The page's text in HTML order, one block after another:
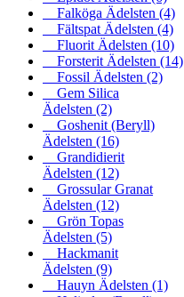
Falköga Ädelsten (4)
Fältspat Ädelsten (4)
Fluorit Ädelsten (10)
Forsterit Ädelsten (14)
Fossil Ädelsten (2)
Gem Silica
Ädelsten (2)
Goshenit (Beryll)
Ädelsten (16)
Grandidierit
Ädelsten (12)
Grossular Granat
Ädelsten (12)
Grön Topas
Ädelsten (5)
Hackmanit
Ädelsten (9)
Hauyn Ädelsten (1)